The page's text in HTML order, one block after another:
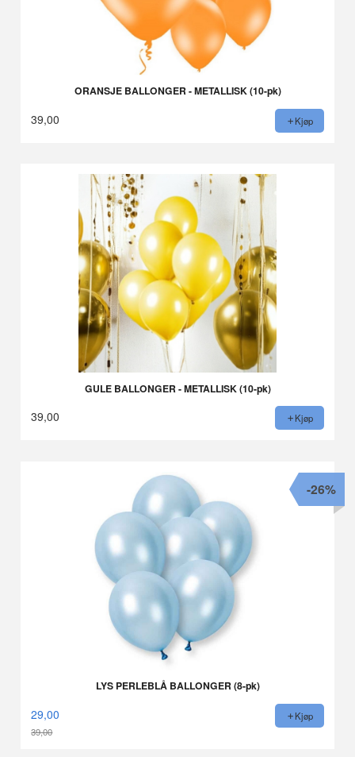
ORANSJE BALLONGER - METALLISK (10-pk)
39,00 Kjøp
GULE BALLONGER - METALLISK (10-pk)
39,00 Kjøp
LYS PERLEBLÅ BALLONGER (8-pk)
29,00
39,00
-26%
Kjøp